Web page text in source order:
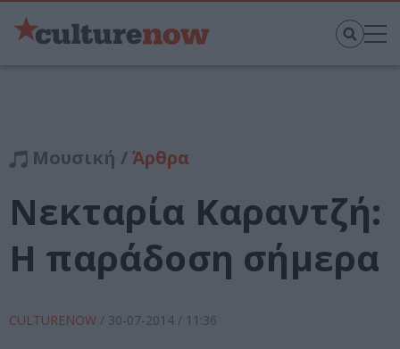
Μουσική /Άρθρα
Νεκταρία Καραντζή:
Η παράδοση σήμερα
CULTURENOW / 30-07-2014 / 11:36